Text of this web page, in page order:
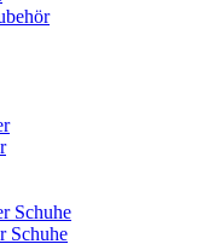
Schuhe
Schuhe